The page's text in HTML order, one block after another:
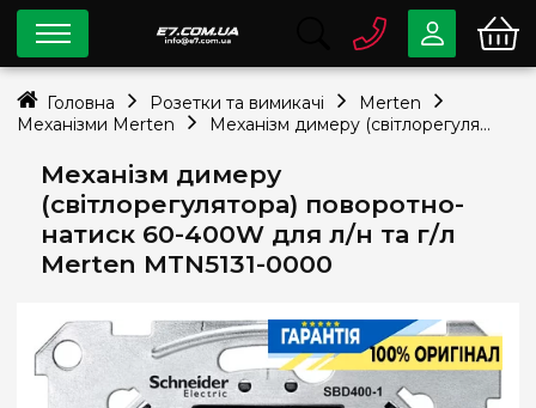
Механізм димеру
(світлорегулятора) поворотно-
натиск 60-400W для л/н та г/л
Merten MTN5131-0000
0 80033-63-07
info@e7.com.ua
044
Viber Telegram
Головна Розетки та вимикачі
Merten
Механізми Merten
Механізм димеру (світлорегулятора) поворотно-натиск 60-400W для л/н та г/л Merten MTN5131-0000